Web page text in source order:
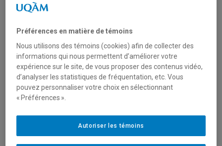
Site web de la revue
RELIGIOLOGIQUES
Sciences humaines et religion
ISSN :1180-0135(imprimé) –2291-3041 (numérique)
Préférences en matière de témoins
Nous utilisons des témoins (cookies) afin de collecter des
informations qui nous permettent d’améliorer votre
expérience sur le site, de vous proposer des contenus vidéo,
d’analyser les statistiques de fréquentation, etc. Vous
pouvez personnaliser votre choix en sélectionnant
« Préférences ».
Autoriser les témoins